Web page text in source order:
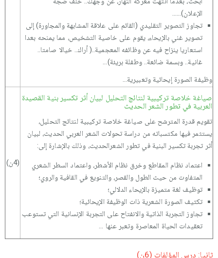
الإعلان)......
تجاوز التصوير التقليدي (القائم على علاقة المشابهة والمجاورة) إلى
تصوير غني بالإيحاء، يقوم على خاصية التشخيص، مما يمنحه بعدا
استعاريا ينزاح فيه عن وظائفه المعجمية..( أراك.. خيالا صامتا..
غانية.. وبسمة ضائعة.. وطفلة بريئة)...
وظيفة الصورة إيحائية وتعبيرية...
صياغة خلاصة تركيبية لنتائج التحليل لبيان أثر تكسير بنية القصيدة
العربية في تطور الشعر الحديث
تقويم قدرة المترشح على صياغة خلاصة تركيبية لنتائج التحليل،
يستثمر فيها مكتسباته من دراسة تحولات الشعر العربي الحديث، لبيان
أثر تجربة تكسير البنية في تطور الشعرالحديث، وذلك بالإشارة إلى:
اعتماد نظام المقاطع وخرق نظام الأشطر، واعتماد السطر الشعري
المتفاوت من حيث الطول والقصر، والتنويع في القافية والروي؛
توظيف لغة متميزة بالإيحاء الدلالي؛
تكثيف الصورة الشعرية ذات الوظيفة الإيحائية؛
تجاوز التجربة الذاتية والانفتاح على التجربة الإنسانية التي تستوعب
تعقيدات الحياة المعاصرة وتعبر عنها ...
(4ن)
ثانيا: درس المؤلفات (6ن)